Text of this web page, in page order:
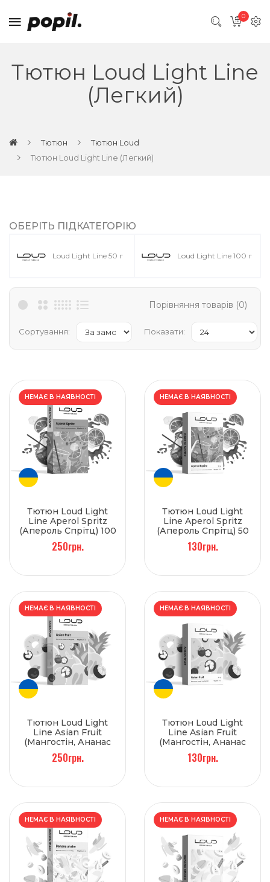
0
Тютюн Loud Light Line
(Легкий)
Тютюн
Тютюн Loud
Тютюн Loud Light Line (Легкий)
ОБЕРІТЬ ПІДКАТЕГОРІЮ
Loud Light Line 50 г Loud Light Line 100 г
Порівняння товарів (0)
Сортування: Показати:
НЕМАЄ В НАЯВНОСТІ
Тютюн Loud Light
Line Aperol Spritz
(Апероль Спрітц) 100
г
250грн.
НЕМАЄ В НАЯВНОСТІ
Тютюн Loud Light
Line Aperol Spritz
(Апероль Спрітц) 50
г
130грн.
НЕМАЄ В НАЯВНОСТІ
Тютюн Loud Light
Line Asian Fruit
(Мангостін, Ананас
та цитрусові) 100 г
250грн.
НЕМАЄ В НАЯВНОСТІ
Тютюн Loud Light
Line Asian Fruit
(Мангостін, Ананас
та цитрусові) 50 г
130грн.
НЕМАЄ В НАЯВНОСТІ НЕМАЄ В НАЯВНОСТІ